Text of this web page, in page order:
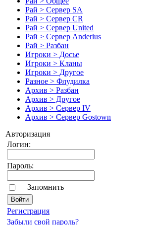
Рай > Сервер SA
Рай > Сервер CR
Рай > Сервер United
Рай > Сервер Anderius
Рай > Разбан
Игроки > Досье
Игроки > Кланы
Игроки > Другое
Разное > Флудилка
Архив > Разбан
Архив > Другое
Архив > Сервер IV
Архив > Сервер Gostown
Авторизация
Логин:
Пароль:
Запомнить
Pегиcтрaция
Забыли свой пароль?